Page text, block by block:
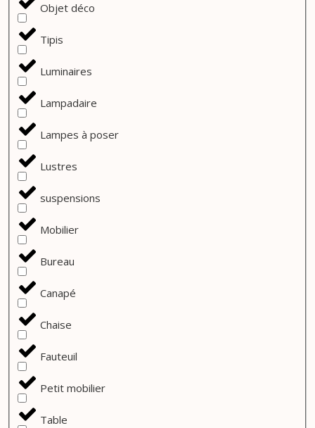
Objet déco
Tipis
Luminaires
Lampadaire
Lampes à poser
Lustres
suspensions
Mobilier
Bureau
Canapé
Chaise
Fauteuil
Petit mobilier
Table